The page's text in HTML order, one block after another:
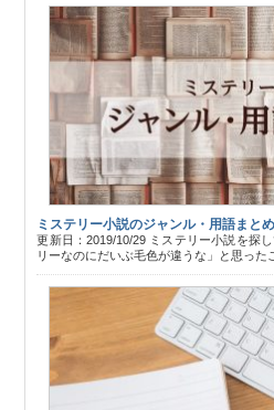
ミステリー小説のジャンル・用語まと
更新日：2019/10/29 ミステリー小説を探
リーなのにだいぶ毛色が違うな」と思った